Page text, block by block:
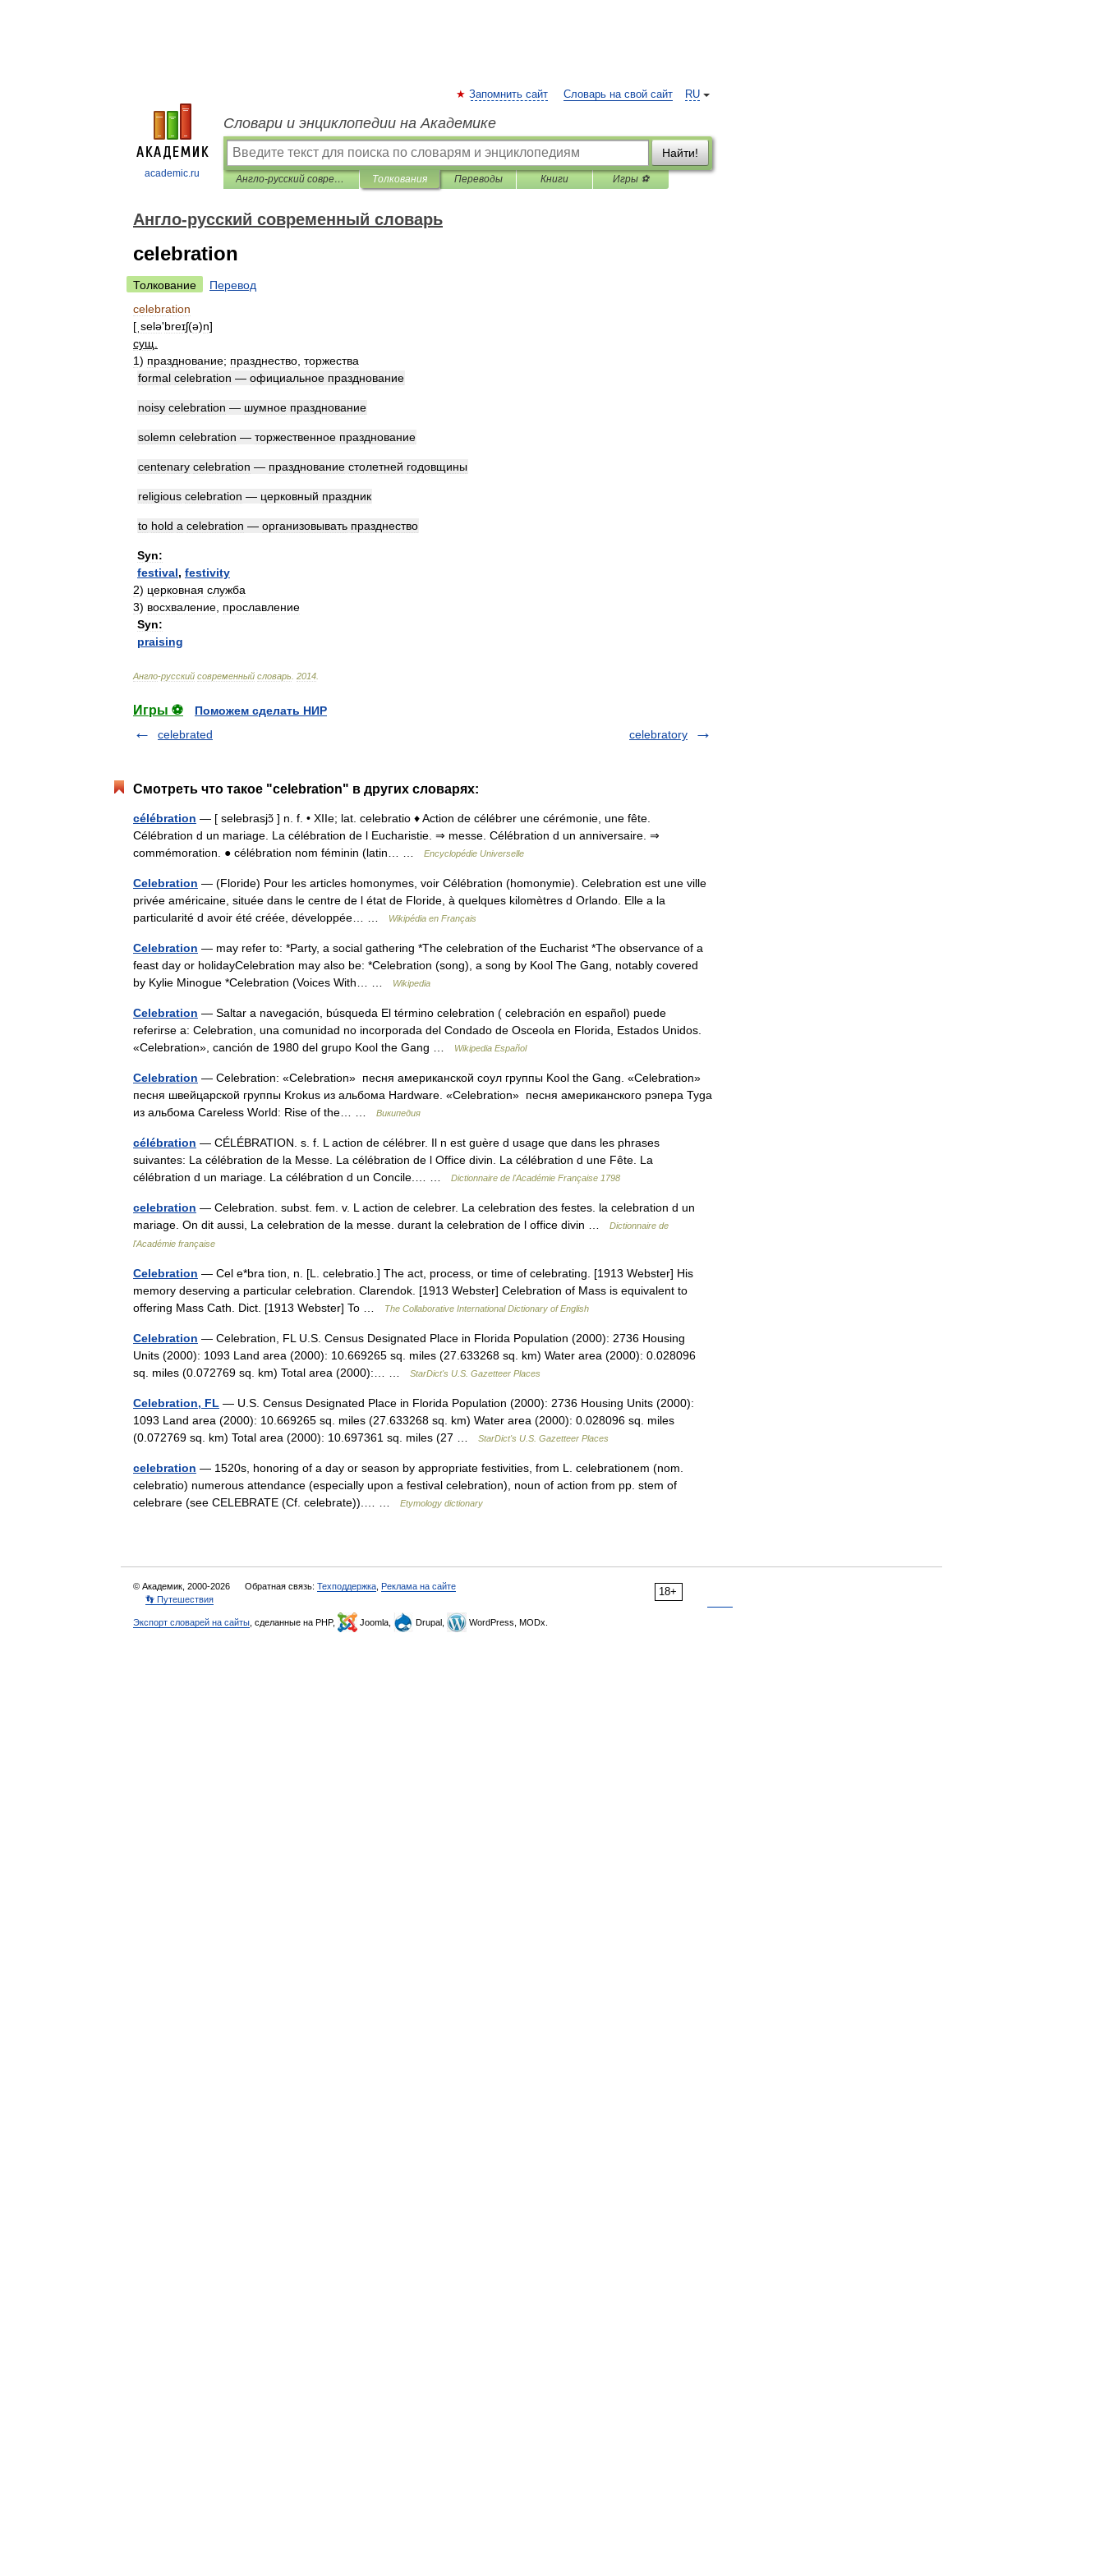
academic.ru
RU
Запомнить сайт Словарь на свой сайт
Словари и энциклопедии на Академике
Найти!
Англо-русский современный словарь Толкования Переводы Книги Игры ⚽
Англо-русский современный словарь
celebration
Толкование
Перевод
celebration
[ ˌselə'breɪʃ(ə)n]
сущ
1) празднование; празднество торжества
formal celebration — официальное празднование
noisy celebration — шумное празднование
solemn celebration — торжественное празднование
centenary celebration — празднование столетней годовщины
religious celebration — церковный праздник
to hold a celebration — организовывать празднество
Syn:
festival, festivity
2) церковная служба
3) восхваление прославление
Syn:
praising
Англо-русский современный словарь 2014
Игры ⚽
Поможем сделать НИР
celebrated
celebratory
Смотреть что такое "celebration" в других словарях:
célébration — [ selebrasjɔ̃ ] n. f. • XIIe; lat. celebratio ♦ Action de célébrer une cérémonie, une fête.
Célébration d un mariage. La célébration de l Eucharistie. ⇒ messe. Célébration d un anniversaire. ⇒
commémoration. ● célébration nom féminin (latin… …
Encyclopédie Universelle
Celebration — (Floride) Pour les articles homonymes, voir Célébration (homonymie). Celebration est une ville
privée américaine, située dans le centre de l état de Floride, à quelques kilomètres d Orlando. Elle a la
particularité d avoir été créée, développée… …
Wikipédia en Français
Celebration — may refer to: *Party, a social gathering *The celebration of the Eucharist *The observance of a
feast day or holidayCelebration may also be: *Celebration (song), a song by Kool The Gang, notably covered
by Kylie Minogue *Celebration (Voices With… …
Wikipedia
Celebration — Saltar a navegación, búsqueda El término celebration ( celebración en español) puede
referirse a: Celebration, una comunidad no incorporada del Condado de Osceola en Florida, Estados Unidos.
«Celebration», canción de 1980 del grupo Kool the Gang …
Wikipedia Español
Celebration — Celebration: «Celebration» песня американской соул группы Kool the Gang. «Celebration»
песня швейцарской группы Krokus из альбома Hardware. «Celebration» песня американского рэпера Tyga
из альбома Careless World: Rise of the… …
Википедия
célébration — CÉLÉBRATION. s. f. L action de célébrer. Il n est guère d usage que dans les phrases
suivantes: La célébration de la Messe. La célébration de l Office divin. La célébration d une Fête. La
célébration d un mariage. La célébration d un Concile.… …
Dictionnaire de l'Académie Française 1798
celebration — Celebration. subst. fem. v. L action de celebrer. La celebration des festes. la celebration d un
mariage. On dit aussi, La celebration de la messe. durant la celebration de l office divin …
Dictionnaire de
l'Académie française
Celebration — Cel e*bra tion, n. [L. celebratio.] The act, process, or time of celebrating. [1913 Webster] His
memory deserving a particular celebration. Clarendok. [1913 Webster] Celebration of Mass is equivalent to
offering Mass Cath. Dict. [1913 Webster] To …
The Collaborative International Dictionary of English
Celebration — Celebration, FL U.S. Census Designated Place in Florida Population (2000): 2736 Housing
Units (2000): 1093 Land area (2000): 10.669265 sq. miles (27.633268 sq. km) Water area (2000): 0.028096
sq. miles (0.072769 sq. km) Total area (2000):… …
StarDict's U.S. Gazetteer Places
Celebration, FL — U.S. Census Designated Place in Florida Population (2000): 2736 Housing Units (2000):
1093 Land area (2000): 10.669265 sq. miles (27.633268 sq. km) Water area (2000): 0.028096 sq. miles
(0.072769 sq. km) Total area (2000): 10.697361 sq. miles (27 …
StarDict's U.S. Gazetteer Places
celebration — 1520s, honoring of a day or season by appropriate festivities, from L. celebrationem (nom.
celebratio) numerous attendance (especially upon a festival celebration), noun of action from pp. stem of
celebrare (see CELEBRATE (Cf. celebrate)).… …
Etymology dictionary
18+
© Академик, 2000-2026 Обратная связь: Техподдержка Реклама на сайте
👣 Путешествия
Экспорт словарей на сайты , сделанные на PHP, Joomla, Drupal, WordPress, MODx.